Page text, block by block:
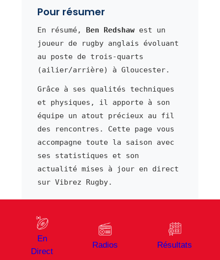
Pour résumer
En résumé, Ben Redshawest un
joueur de rugby anglais évoluant
au poste de trois-quarts
(ailier/arrière) à Gloucester.
Grâce à ses qualités techniques
et physiques, il apporte à son
équipe un atout précieux au fil
des rencontres. Cette page vous
accompagne toute la saison avec
ses statistiques et son
actualité mises à jour en direct
sur Vibrez Rugby.
⬅ Joueur précédent
Cameron Redpath
Joueur suivant ➜
Sevu Reece
En
Direct
Radios Résultats